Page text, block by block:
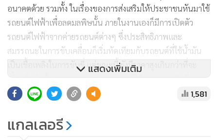
อนาคตด้วย รวมทั้ง ในเรื่องของการส่งเสริมให้ประชาชนหันมาใช้
รถยนต์ไฟฟ้าเพื่อลดมลพิษนั้น ภายในงานเองก็มีการเปิดตัว
รถยนต์ไฟฟ้าจากค่ายรถยนต์ต่างๆ ซึ่งประสิทธิภาพและ
สมรรถนะในการขับเคลื่อนก็เริ่มทัดเทียมกับรถยนต์ที่ใช้น้ำมัน
เป็นเชื้อเพลิงในการขับขี่ แต่ขณะนี้ ยังมีราคาสูงเกินกว่าที่จะ
เอื้อมถึง ดังนั้น ทาง พล.ท.ดร.กฤตภาส ก็ได้เสนอแนวคิดที่ว่า
‘เอารถเก่า 15 ปีขึ้นไปมาเป็นส่วนลดในการซื้อรถยนต์ไฟฟ้า’
ใช้รถยนต์ไฟฟ้ากันมากขึ้นด้วย
แสดงเพิ่มเติม
1,581
แกลเลอรี